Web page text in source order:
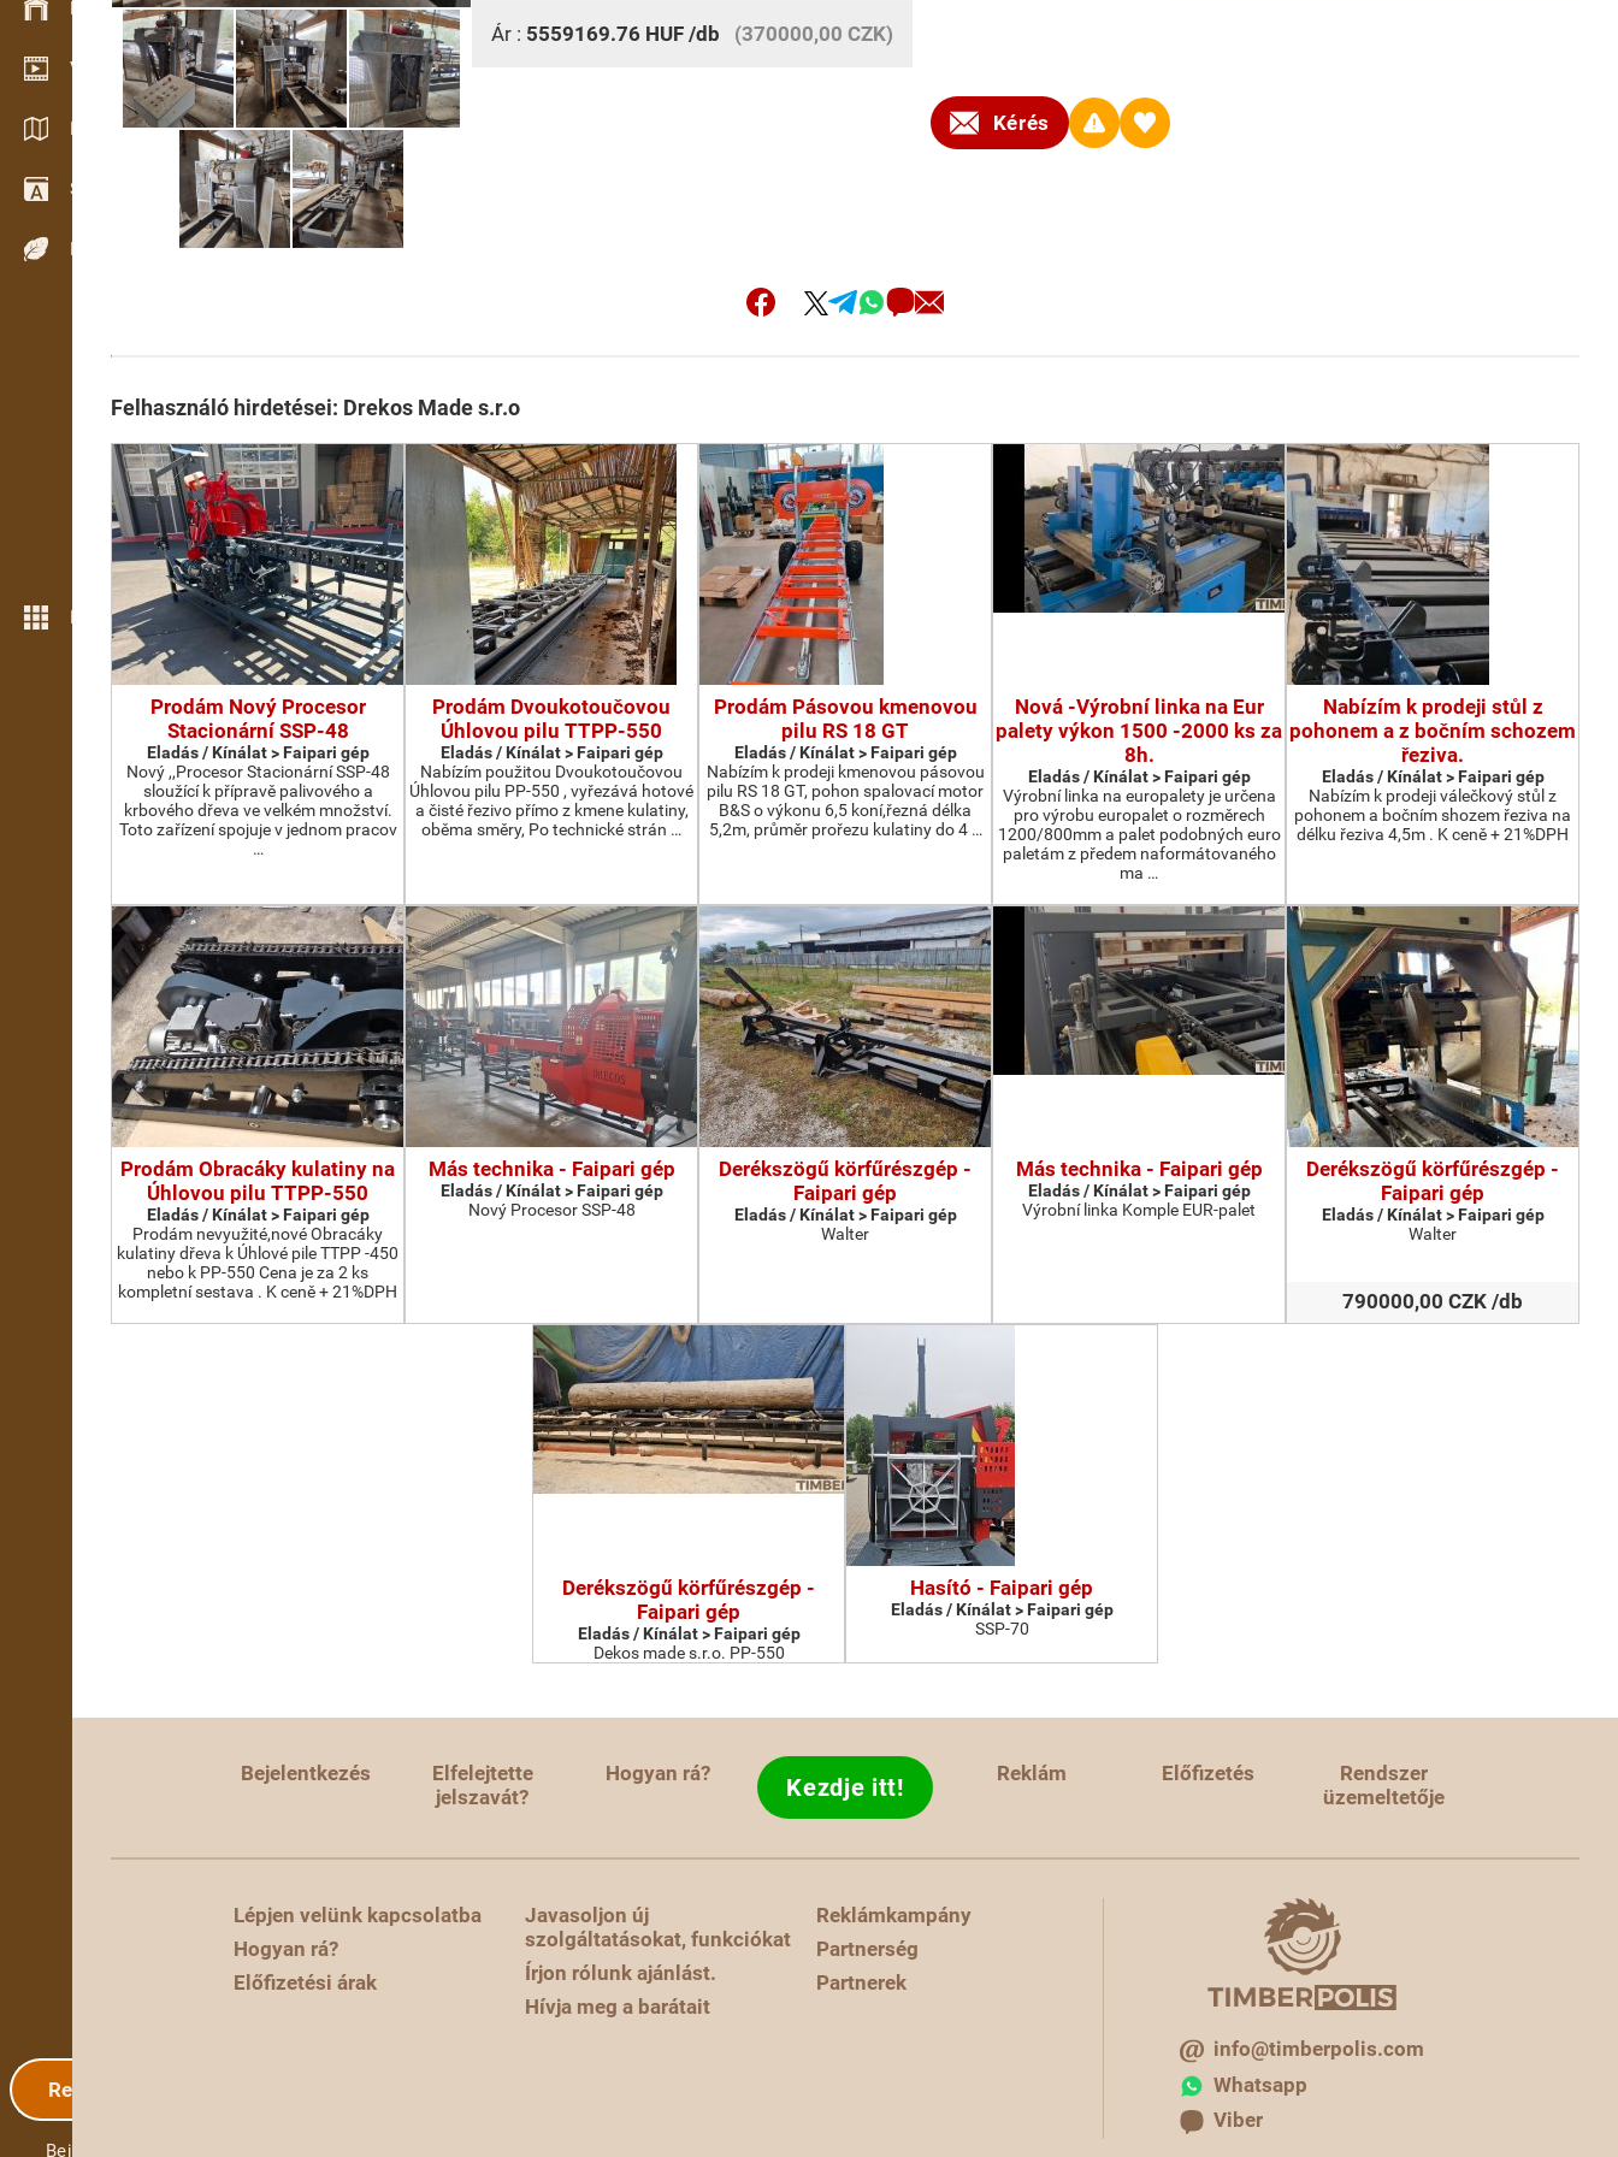
Készlet kezelés
Video bemutatóterem
Katalógusok / Prospektusok
Szótár
Fafajok
Még több funkció
Regisztráció
Bejelentkezés
Ár : 5559169.76 HUF /db (370000,00 CZK)
Kérés
Felhasználó hirdetései: Drekos Made s.r.o
Prodám Nový Procesor
Stacionární SSP-48
Eladás / Kínálat > Faipari gép
Nový ,,Procesor Stacionární SSP-48
sloužící k přípravě palivového a
krbového dřeva ve velkém množství.
Toto zařízení spojuje v jednom pracov
…
Prodám Dvoukotoučovou
Úhlovou pilu TTPP-550
Eladás / Kínálat > Faipari gép
Nabízím použitou Dvoukotoučovou
Úhlovou pilu PP-550 , vyřezává hotové
a čisté řezivo přímo z kmene kulatiny,
oběma směry, Po technické strán …
Prodám Pásovou kmenovou
pilu RS 18 GT
Eladás / Kínálat > Faipari gép
Nabízím k prodeji kmenovou pásovou
pilu RS 18 GT, pohon spalovací motor
B&S o výkonu 6,5 koní,řezná délka
5,2m, průměr prořezu kulatiny do 4 …
Nová -Výrobní linka na Eur
palety výkon 1500 -2000 ks za
8h.
Eladás / Kínálat > Faipari gép
Výrobní linka na europalety je určena
pro výrobu europalet o rozměrech
1200/800mm a palet podobných euro
paletám z předem naformátovaného
ma …
Nabízím k prodeji stůl z
pohonem a z bočním schozem
řeziva.
Eladás / Kínálat > Faipari gép
Nabízím k prodeji válečkový stůl z
pohonem a bočním shozem řeziva na
délku řeziva 4,5m . K ceně + 21%DPH
Prodám Obracáky kulatiny na
Úhlovou pilu TTPP-550
Eladás / Kínálat > Faipari gép
Prodám nevyužité,nové Obracáky
kulatiny dřeva k Úhlové pile TTPP -450
nebo k PP-550 Cena je za 2 ks
kompletní sestava . K ceně + 21%DPH
Más technika - Faipari gép
Eladás / Kínálat > Faipari gép
Nový Procesor SSP-48
Derékszögű körfűrészgép -
Faipari gép
Eladás / Kínálat > Faipari gép
Walter
Más technika - Faipari gép
Eladás / Kínálat > Faipari gép
Výrobní linka Komple EUR-palet
Derékszögű körfűrészgép -
Faipari gép
Eladás / Kínálat > Faipari gép
Walter
790000,00 CZK /db
Derékszögű körfűrészgép -
Faipari gép
Eladás / Kínálat > Faipari gép
Dekos made s.r.o. PP-550
Hasító - Faipari gép
Eladás / Kínálat > Faipari gép
SSP-70
Bejelentkezés
Elfelejtette
jelszavát?
Hogyan rá? Kezdje itt! Reklám Előfizetés
Rendszer
üzemeltetője
Lépjen velünk kapcsolatba
Hogyan rá?
Előfizetési árak
Javasoljon új
szolgáltatásokat, funkciókat
Írjon rólunk ajánlást.
Hívja meg a barátait
Reklámkampány
Partnerség
Partnerek
info@timberpolis.com
Whatsapp
Viber